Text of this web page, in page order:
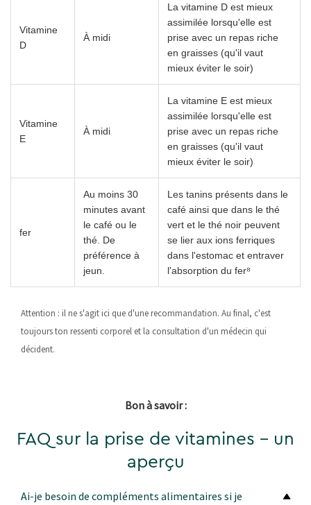
Vitamine
D
À midi
La vitamine D est mieux
assimilée lorsqu'elle est
prise avec un repas riche
en graisses (qu'il vaut
mieux éviter le soir)
Vitamine
E
À midi
La vitamine E est mieux
assimilée lorsqu'elle est
prise avec un repas riche
en graisses (qu'il vaut
mieux éviter le soir)
fer
Au moins 30
minutes avant
le café ou le
thé. De
préférence à
jeun.
Les tanins présents dans le
café ainsi que dans le thé
vert et le thé noir peuvent
se lier aux ions ferriques
dans l'estomac et entraver
l'absorption du fer⁸
Attention : il ne s'agit ici que d'une recommandation. Au final, c'est
toujours ton ressenti corporel et la consultation d'un médecin qui
décident.
Bon à savoir :
FAQ sur la prise de vitamines – un
aperçu
Ai-je besoin de compléments alimentaires si je